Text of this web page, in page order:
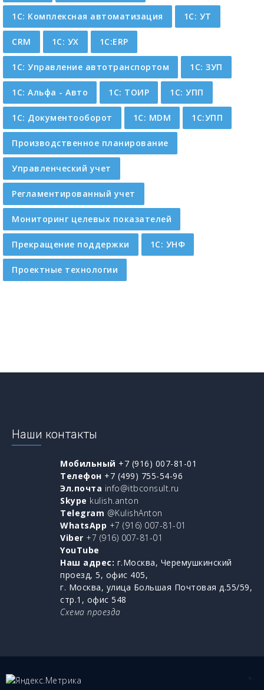
1С: Комплексная автоматизация 1С: УТ
CRM 1С: УХ 1С:ERP
1С: Управление автотранспортом 1С: ЗУП
1С: Альфа - Авто 1С: ТОИР 1С: УПП
1С: Документооборот 1С: MDM 1С:УПП
Производственное планирование
Управленческий учет
Регламентированный учет
Мониторинг целевых показателей
Прекращение поддержки 1C: УНФ
Проектные технологии
Наши контакты
Мобильный +7 (916) 007-81-01
Телефон +7 (499) 755-54-96
Эл.почта info@itbconsult.ru
Skype kulish.anton
Telegram @KulishAnton
WhatsApp +7 (916) 007-81-01
Viber +7 (916) 007-81-01
YouTube
Наш адрес: г.Москва, Черемушкинский
проезд, 5, офис 405,
г. Москва, улица Большая Почтовая д.55/59,
стр.1, офис 548
Схема проезда